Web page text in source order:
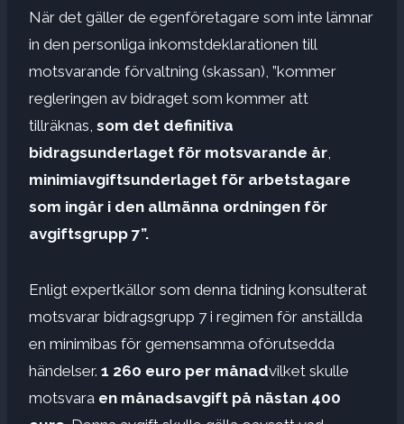
När det gäller de egenföretagare som inte lämnar
in den personliga inkomstdeklarationen till
motsvarande förvaltning (skassan), ”kommer
regleringen av bidraget som kommer att
tillräknas, som det definitiva
bidragsunderlaget för motsvarande år
minimiavgiftsunderlaget för arbetstagare
som ingår i den allmänna ordningen för
avgiftsgrupp 7”.
Enligt expertkällor som denna tidning konsulterat
motsvarar bidragsgrupp 7 i regimen för anställda
en minimibas för gemensamma oförutsedda
händelser. 1 260 euro per månadvilket skulle
motsvara en månadsavgift på nästan 400